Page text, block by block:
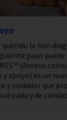
querido le han
paso puede
(Acceso
y apoyo) es un
y cuidador que
y de